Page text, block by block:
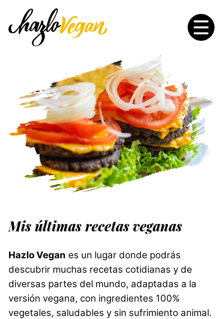
Mis últimas recetas veganas
Hazlo Vegan es un lugar donde podrás
descubrir muchas recetas cotidianas y de
diversas partes del mundo, adaptadas a la
versión vegana, con ingredientes 100%
vegetales, saludables y sin sufrimiento animal.